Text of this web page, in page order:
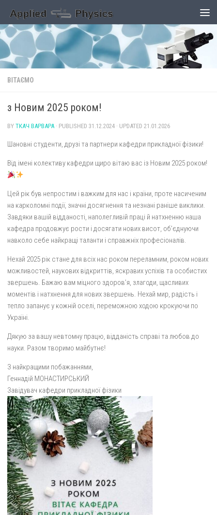
Skip to content
ВІТАЄМО
з Новим 2025 роком!
BY ТКАЧ ВАРВАРА · PUBLISHED 31.12.2024 · UPDATED 21.01.2026
Шановні студенти, друзі та партнери кафедри прикладної фізики!
Від імені колективу кафедри щиро вітаю вас із Новим 2025 роком!
Цей рік був непростим і важким для нас і країни, проте насиченим
на карколомні події, значні досягнення та незнані раніше виклики.
Завдяки вашій відданості, наполегливій праці й натхненню наша
кафедра продовжує рости і досягати нових висот, об’єднуючи
навколо себе найкращі таланти і справжніх професіоналів.
Нехай 2025 рік стане для всіх нас роком переламним, роком нових
можливостей, наукових відкриттів, яскравих успіхів та особистих
звершень. Бажаю вам міцного здоров’я, злагоди, щасливих
моментів і натхнення для нових звершень. Нехай мир, радість і
тепло запанує у кожній оселі, переможною ходою крокуючи по
Україні.
Дякую за вашу невтомну працю, відданість справі та любов до
науки. Разом творимо майбутнє!
З найкращими побажаннями,
Геннадій МОНАСТИРСЬКИЙ
Завідувач кафедри прикладної фізики